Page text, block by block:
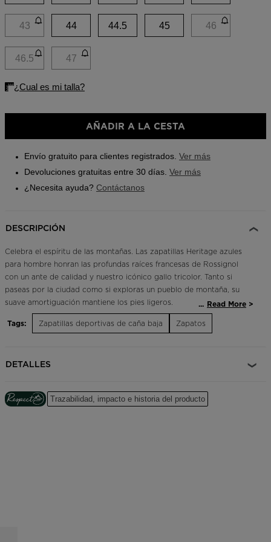
Buscar una tienda
Aplicación On Piste
43 44 44.5 45 46
46.5 47
AÑADIR A LA CESTA
Envío gratuito para clientes registrados. Ver más
Devoluciones gratuitas entre 30 días. Ver más
¿Necesita ayuda? Contáctanos
DESCRIPCIÓN
Celebra el espíritu de las montañas. Las zapatillas Heritage azules
para hombre honran las profundas raíces francesas de Rossignol
con un ante de calidad y nuestro icónico gallo tricolor. Tanto si
paseas por la ciudad como si exploras un pueblo de montaña, su
suave amortiguación mantiene los pies ligeros.
Clásicas y transpirables
Una suave entresuela de EVA amortigua cada paso para un confort
duradero
... Read More
Tags:
Zapatillas deportivas de caña baja Zapatos
DETALLES
Trazabilidad, impacto e historia del producto